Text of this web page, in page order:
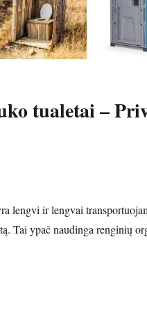
tualetai –
lengvi ir lengvai
Tai ypač naudinga renginių